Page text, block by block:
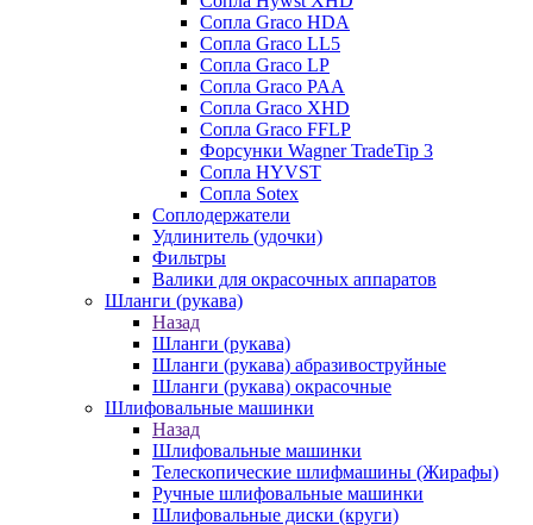
Сопла Graco HDA
Сопла Graco LL5
Сопла Graco LP
Сопла Graco PAA
Сопла Graco XHD
Сопла Graco FFLP
Форсунки Wagner TradeTip 3
Сопла HYVST
Сопла Sotex
Соплодержатели
Удлинитель (удочки)
Фильтры
Валики для окрасочных аппаратов
Шланги (рукава)
Назад
Шланги (рукава)
Шланги (рукава) абразивоструйные
Шланги (рукава) окрасочные
Шлифовальные машинки
Назад
Шлифовальные машинки
Телескопические шлифмашины (Жирафы)
Ручные шлифовальные машинки
Шлифовальные диски (круги)